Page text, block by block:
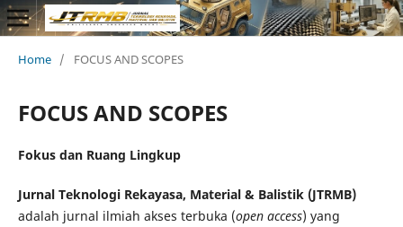
Home / FOCUS AND SCOPES
FOCUS AND SCOPES
Fokus dan Ruang Lingkup
Jurnal Teknologi Rekayasa, Material & Balistik (JTRMB)
adalah jurnal ilmiah akses terbuka (open access) yang